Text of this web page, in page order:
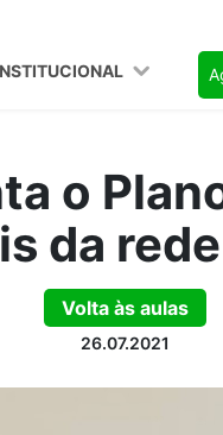
o
da
Volta às aulas
26.07.2021